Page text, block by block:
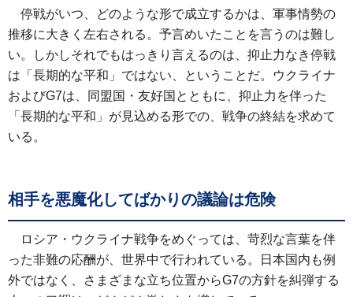
停戦がいつ、どのような形で成立するかは、軍事情勢の
推移に大きく左右される。予言めいたことを言うのは難し
い。しかしそれでもはっきり言えるのは、抑止力なき停戦
は「長期的な平和」ではない、ということだ。ウクライナ
およびG7は、同盟国・友好国とともに、抑止力を伴った
「長期的な平和」が見込める形での、戦争の終結を求めて
いる。
相手を悪魔化してばかりの議論は危険
ロシア・ウクライナ戦争をめぐっては、苛烈な言葉を伴
った非難の応酬が、世界中で行われている。日本国内も例
外ではなく、さまざまな立ち位置からG7の方針を糾弾する